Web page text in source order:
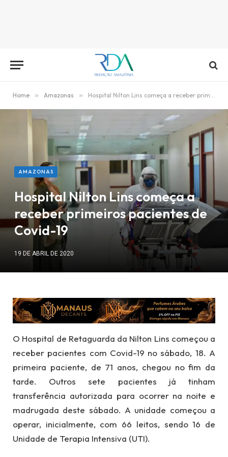
Home » Amazonas » Hospital Nilton Lins começa a receber primeiros pacientes de Covid-19
AMAZONAS
Hospital Nilton Lins começa a
receber primeiros pacientes de
Covid-19
19 DE ABRIL DE 2020
O Hospital de Retaguarda da Nilton Lins começou a
receber pacientes com Covid-19 no sábado, 18. A
primeira paciente, de 71 anos, chegou no fim da
tarde. Outros sete pacientes já tinham
transferência autorizada para ocorrer na noite e
madrugada deste sábado. A unidade começou a
operar, inicialmente, com 66 leitos, sendo 16 de
Unidade de Terapia Intensiva (UTI).